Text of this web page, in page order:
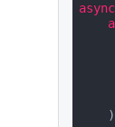
async